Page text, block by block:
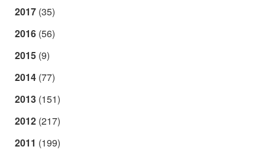
2017 (35)
2016 (56)
2015 (9)
2014 (77)
2013 (151)
2012 (217)
2011 (199)